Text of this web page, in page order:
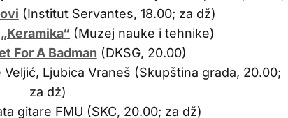
(Institut Servantes, 18.00; za dž)
(Muzej nauke i tehnike)
For A Badman (DKSG, 20.00)
Ljubica Vraneš (Skupština grada, 20.00;
za dž)
gitare FMU (SKC, 20.00; za dž)